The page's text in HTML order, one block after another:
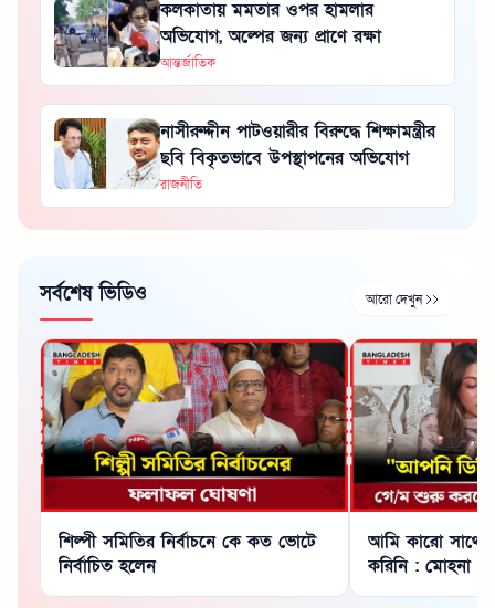
কলকাতায় মমতার ওপর হামলার
অভিযোগ, অল্পের জন্য প্রাণে রক্ষা
আন্তর্জাতিক
নাসীরুদ্দীন পাটওয়ারীর বিরুদ্ধে শিক্ষামন্ত্রীর
ছবি বিকৃতভাবে উপস্থাপনের অভিযোগ
রাজনীতি
সর্বশেষ ভিডিও আরো দেখুন
শিল্পী সমিতির নির্বাচনে কে কত ভোটে
নির্বাচিত হলেন
আমি কারো সাথে
করিনি : মোহনা